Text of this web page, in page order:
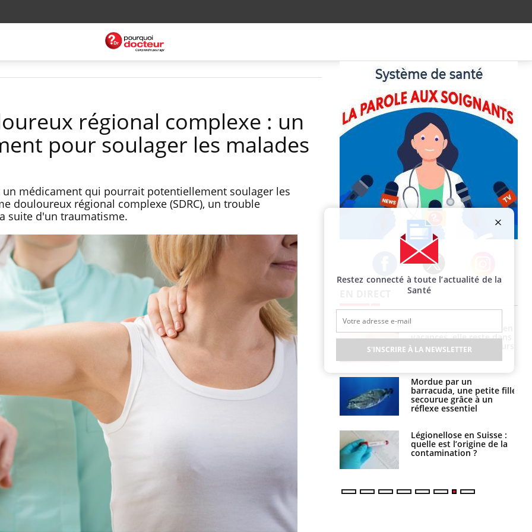
régional complexe : un
pour soulager les malades
médicament qui pourrait potentiellement soulager les
douloureux régional complexe (SDRC), un trouble
suite d'un traumatisme.
Facebook Twitter Instagram
Pourquoi votre ventre
gâche-t-il les premiers
jours de vos vacances ?
Fortes chaleurs :
pourquoi le risque de
noyade grimpe-t-il ?
Le Viagra pourrait-il
freiner la propagation du
Pourquoi manger moins
de protéines pourrait
finalement être bénéfique
Grossesse et chaleur : ce
que dit la science
vacances, elle reste dans
le coma pendant 42 jours
Mordue par un
barracuda, une petite fille
secourue grâce à un
réflexe essentiel
Légionellose en Suisse :
quelle est l’origine de la
contamination ?
Restez connecté à toute l’actualité de la
Santé
S'INSCRIRE À LA NEWSLETTER